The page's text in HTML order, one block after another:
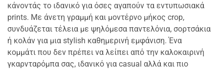
κάνοντάς το ιδανικό για όσες αγαπούν τα εντυπωσιακά
prints. Με άνετη γραμμή και μοντέρνο μήκος crop,
συνδυάζεται τέλεια με ψηλόμεσα παντελόνια, σορτσάκια
ή κολάν για μια stylish καθημερινή εμφάνιση. Ένα
κομμάτι που δεν πρέπει να λείπει από την καλοκαιρινή
γκαρνταρόμπα σας, ιδανικό για casual αλλά και πιο